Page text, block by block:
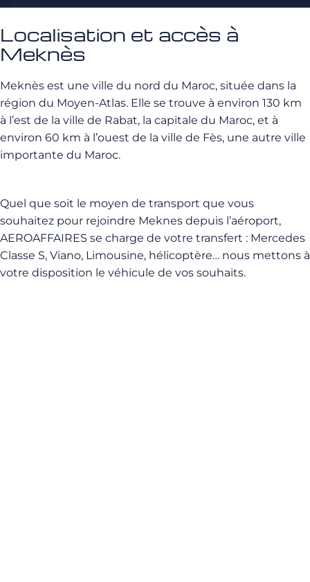
Localisation et accès à
Meknès
Meknès est une ville du nord du Maroc, située dans la
région du Moyen-Atlas. Elle se trouve à environ 130 km
à l’est de la ville de Rabat, la capitale du Maroc, et à
environ 60 km à l’ouest de la ville de Fès, une autre ville
importante du Maroc.
Quel que soit le moyen de transport que vous
souhaitez pour rejoindre Meknes depuis l’aéroport,
AEROAFFAIRES se charge de votre transfert : Mercedes
Classe S, Viano, Limousine, hélicoptère… nous mettons à
votre disposition le véhicule de vos souhaits.